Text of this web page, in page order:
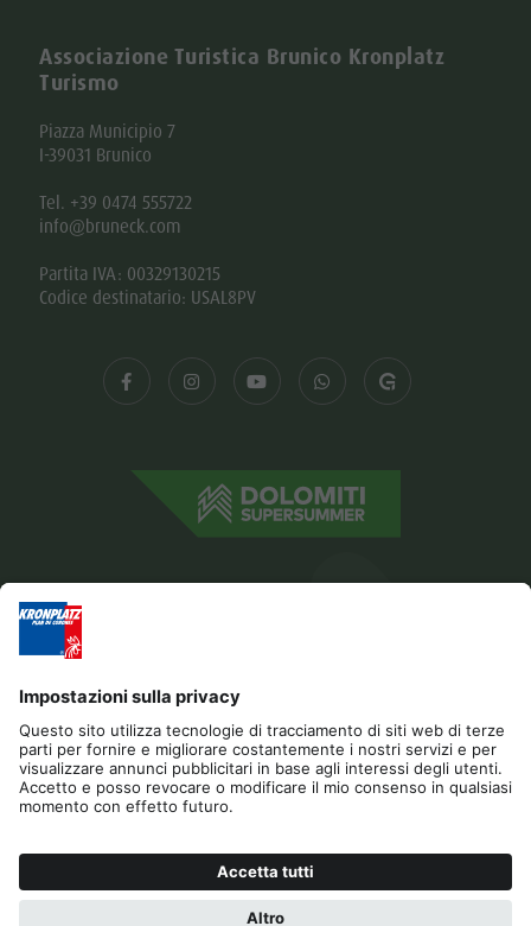
Associazione Turistica Brunico Kronplatz
Turismo
Piazza Municipio 7
I-39031 Brunico
Tel. +39 0474 555722
info@bruneck.com
Partita IVA: 00329130215
Codice destinatario: USAL8PV
Editoria Privacy Dichiarazione di accessibilità
Contatto